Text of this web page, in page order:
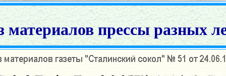
материалов прессы разных